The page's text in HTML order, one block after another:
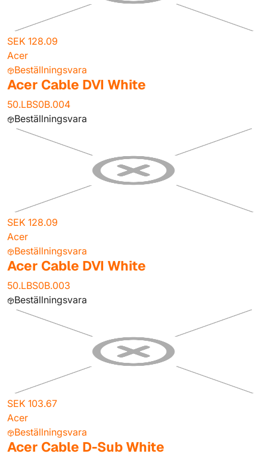
SEK 128.09
Acer
Beställningsvara
Acer Cable DVI White
50.LBS0B.004
Beställningsvara
SEK 128.09
Acer
Beställningsvara
Acer Cable DVI White
50.LBS0B.003
Beställningsvara
SEK 103.67
Acer
Beställningsvara
Acer Cable D-Sub White